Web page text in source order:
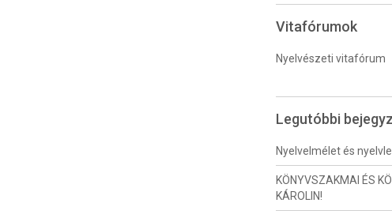
Vitafórumok
Nyelvészeti vitafórum
Legutóbbi
Nyelvelmélet és
KÖNYVSZAKMAI ÉS
KÁROLIN!